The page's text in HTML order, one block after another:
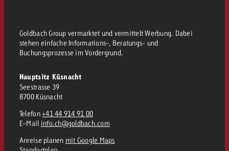
Goldbach Group vermarktet und vermittelt Werbung. Dabei
stehen einfache Informations-, Beratungs- und
Buchungsprozesse im Vordergrund.
Hauptsitz Küsnacht
Seestrasse 39
8700 Küsnacht
Telefon +41 44 914 91 00
E-Mail info.ch@goldbach.com
Anreise planen mit Google Maps